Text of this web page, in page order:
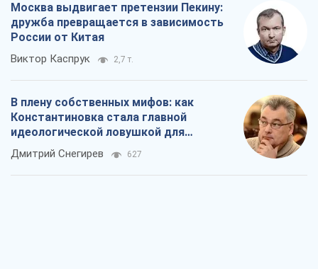
Москва выдвигает претензии Пекину:
дружба превращается в зависимость
России от Китая
Виктор Каспрук 2,7 т.
В плену собственных мифов: как
Константиновка стала главной
идеологической ловушкой для
российских оккупантов
Дмитрий Снегирев 627